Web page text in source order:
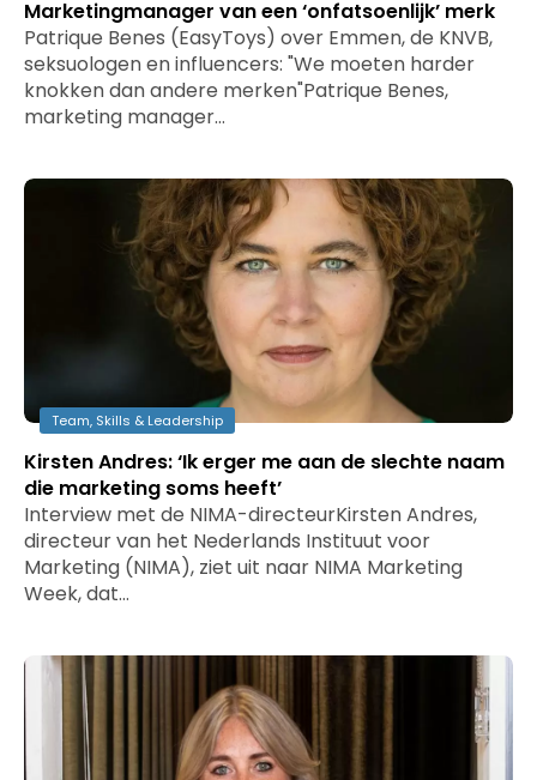
Marketingmanager van een ‘onfatsoenlijk’ merk
Patrique Benes (EasyToys) over Emmen, de KNVB,
seksuologen en influencers: "We moeten harder
knokken dan andere merken"Patrique Benes,
marketing manager…
Team, Skills & Leadership
Kirsten Andres: ‘Ik erger me aan de slechte naam
die marketing soms heeft’
Interview met de NIMA-directeurKirsten Andres,
directeur van het Nederlands Instituut voor
Marketing (NIMA), ziet uit naar NIMA Marketing
Week, dat…